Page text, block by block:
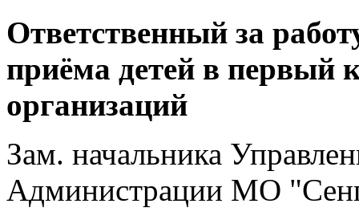
Ответственный за
приёма детей в первый
организаций
Зам. начальника
Администрации МО